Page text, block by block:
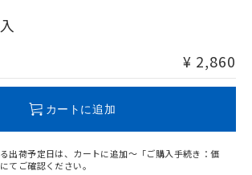
が混在する可能性があります。
い。
¥ 2,860
カートに追加
出荷予定日は、カートに追加～「ご購入手続き：価
てご確認ください。